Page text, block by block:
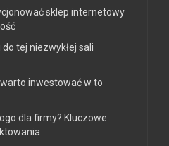
sklep internetowy
tej niezwykłej sali
inwestować w to
dla firmy? Kluczowe